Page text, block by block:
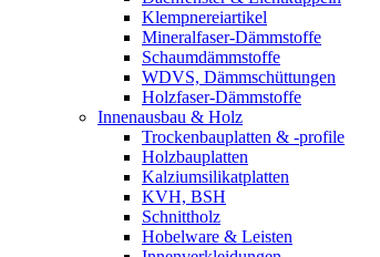
Klempnereiartikel
Mineralfaser-Dämmstoffe
Schaumdämmstoffe
WDVS, Dämmschüttungen
Holzfaser-Dämmstoffe
Innenausbau & Holz
Trockenbauplatten & -profile
Holzbauplatten
Kalziumsilikatplatten
KVH, BSH
Schnittholz
Hobelware & Leisten